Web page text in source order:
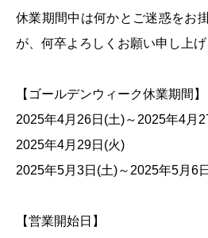
休業期間中は何かとご迷惑をお
が、何卒よろしくお願い申し上げ
【ゴールデンウィーク休業期間】
2025年4月26日(土)～2025年4月
2025年4月29日(火)
2025年5月3日(土)～2025年5月6
【営業開始日】